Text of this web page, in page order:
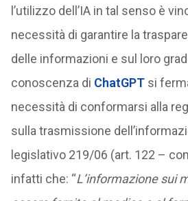
l’utilizzo dell’IA in tal senso è
necessità di garantire la
delle informazioni e sul loro
conoscenza di ChatGPTsi
necessità di conformarsi alla
sulla trasmissione
legislativo 219/06 (art. 122 –
infatti che: “L’informazione sui